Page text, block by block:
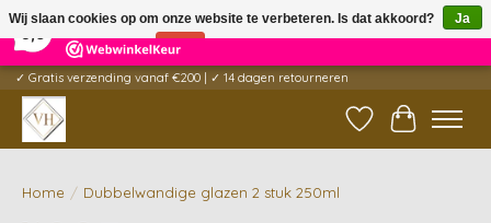
5 Reviews ×
✓ Gratis verzending vanaf €200 | ✓ 14 dagen retourneren
Verlanglijst
Home / Dubbelwandige glazen 2 stuk 250ml
Wij slaan cookies op om onze website te verbeteren. Is dat akkoord?
Ja
Nee